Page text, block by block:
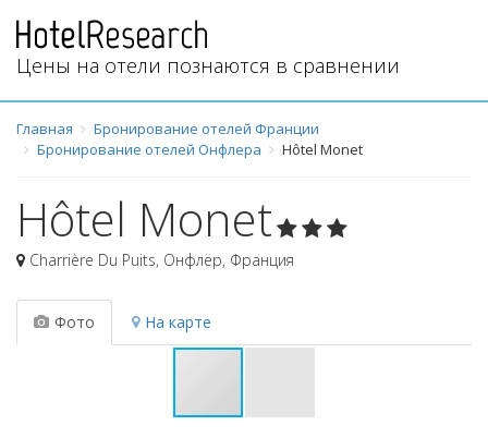
Цены на отели познаются в сравнении
Главная
Бронирование отелей Франции
Бронирование отелей Онфлера
Hôtel Monet
Hôtel Monet
Charrière Du Puits, Онфлёр, Франция
Фото На карте